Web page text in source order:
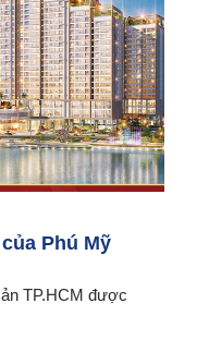
Phú Mỹ
TP.HCM được